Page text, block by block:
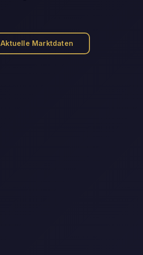
Aktuelle Marktdaten